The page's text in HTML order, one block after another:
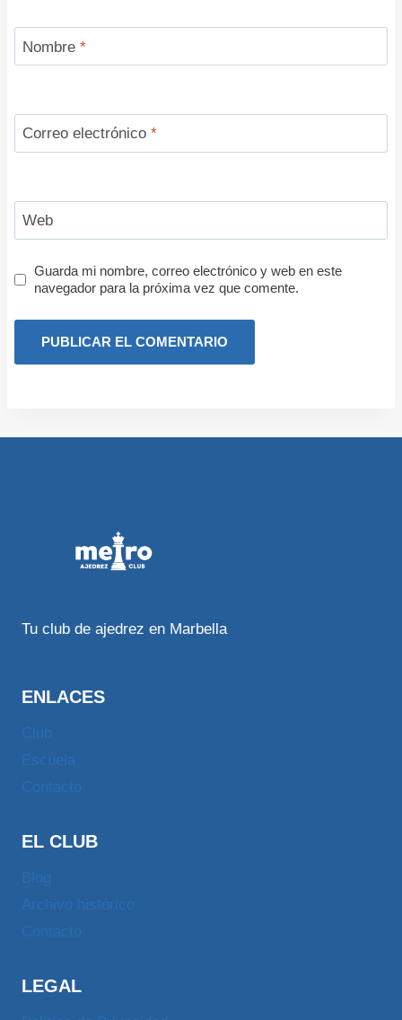
Nombre *
Correo electrónico *
Web
Guarda mi nombre, correo electrónico y web en este
navegador para la próxima vez que comente.
Tu club de ajedrez en Marbella
ENLACES
EL CLUB
LEGAL